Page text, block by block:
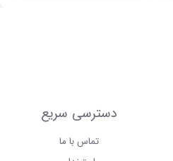
دسترسی سریع
تماس با ما